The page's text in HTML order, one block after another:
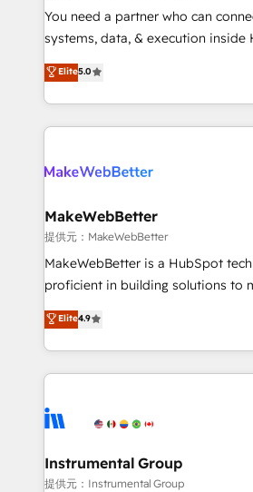
customer lifecycle through
ensure long-term adoption with
and service to drive sustainable growth
HubSpot accreditations and
You need a partner who can
systems, data, & execution inside
bridge the gap where most
combining GTM strategy with
solve the right problem with the right
only firm in the world to hold Elite
clients gain a unique advantage in
market execution. Why B2B Businesses Choose RP: -
Secure: Soc2 compliant 🛡️ - Pricing: Implementations
starting at $1,5k 💵 - Speed: Launch in 14 days ⚡ -
Global: 75+ RPers across five continents 🌐 - Scale:
HubSpot Partner 🪴 - Sales Hub: More
implementations than any other
agency for an Ops problem. Don't
agency for a growth problem. Hire a partner built to
Elite5.0
MakeWebBetter
提供元：MakeWebBetter
MakeWebBetter is a HubSpot
proficient in building solutions to
operational efficiency of HubSpot.
growing tech-enabler & facilitator,
hands you the blend of HubSpot
eminent solutions & integrations. Trust us to
Elite Partners with 10+ years of
Premier Partner 2023 🌟5
Won HubSpot Theme Challenge
Elite4.9
Instrumental Group
提供元：Instrumental Group